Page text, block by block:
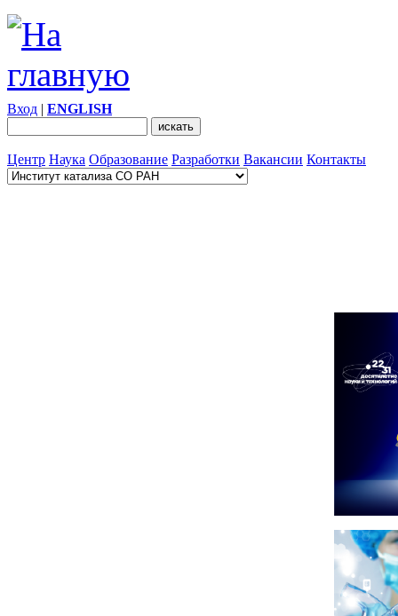
Вход | ENGLISH
Центр Наука Образование Разработки Вакансии Контакты